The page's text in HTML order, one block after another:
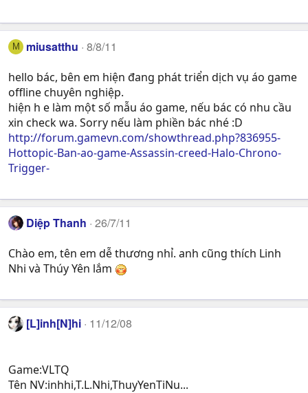
M miusatthu 8/8/11
hello bác, bên em hiện đang phát triển dịch vụ áo game
offline chuyên nghiệp.
hiện h e làm một số mẫu áo game, nếu bác có nhu cầu
xin check wa. Sorry nếu làm phiền bác nhé :D
http://forum.gamevn.com/showthread.php?836955-
Hottopic-Ban-ao-game-Assassin-creed-Halo-Chrono-
Trigger-
Diệp Thanh 26/7/11
Chào em, tên em dễ thương nhỉ. anh cũng thích Linh
Nhi và Thúy Yên lắm
[L]inh[N]hi 11/12/08
Game:VLTQ
Tên NV:inhhi,T.L.Nhi,ThuyYenTiNu...